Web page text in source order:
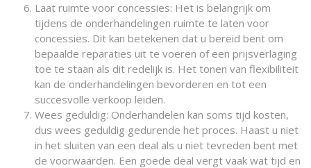
Laat ruimte voor concessies: Het is belangrijk om
tijdens de onderhandelingen ruimte te laten voor
concessies. Dit kan betekenen dat u bereid bent om
bepaalde reparaties uit te voeren of een prijsverlaging
toe te staan als dit redelijk is. Het tonen van flexibiliteit
kan de onderhandelingen bevorderen en tot een
succesvolle verkoop leiden.
Wees geduldig: Onderhandelen kan soms tijd kosten,
dus wees geduldig gedurende het proces. Haast u niet
in het sluiten van een deal als u niet tevreden bent met
de voorwaarden. Een goede deal vergt vaak wat tijd en